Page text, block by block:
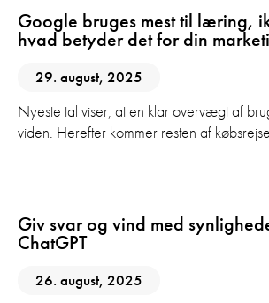
Google bruges mest til læring,
hvad betyder det for din
29. august, 2025
Nyeste tal viser, at en klar overvægt af
viden. Herefter kommer resten af
Giv svar og vind med
ChatGPT
26. august, 2025